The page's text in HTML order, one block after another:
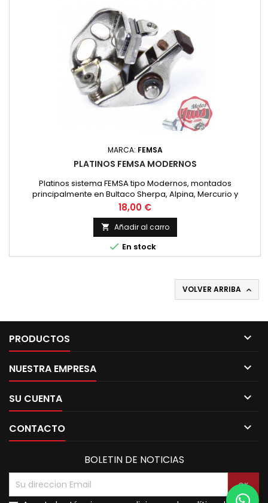
MARCA: FEMSA
PLATINOS FEMSA MODERNOS
Platinos sistema FEMSA tipo Modernos, montados
principalmente en Bultaco Sherpa, Alpina, Mercurio y
similares.
Precio
18,00 €
 Añadir al carro
 En stock
VOLVER ARRIBA 
PRODUCTOS 
NUESTRA EMPRESA 
SU CUENTA 
CONTACTO 
BOLETIN DE NOTICIAS